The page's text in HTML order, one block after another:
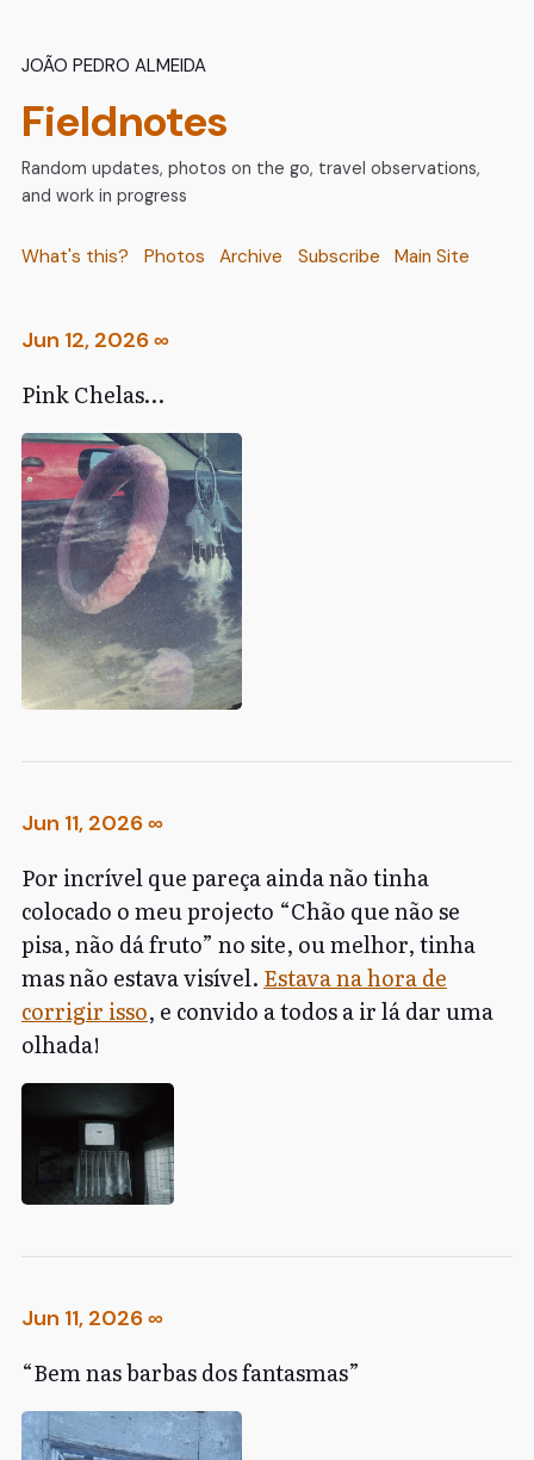
João Pedro Almeida
Fieldnotes
Random updates, photos on the go, travel observations,
and work in progress
What's this? Photos Archive Subscribe Main Site
Jun 12, 2026∞
Pink Chelas…
Jun 11, 2026∞
Por incrível que pareça ainda não tinha
colocado o meu projecto “Chão que não se
pisa, não dá fruto” no site, ou melhor, tinha
mas não estava visível. Estava na hora de
corrigir isso, e convido a todos a ir lá dar uma
olhada!
Jun 11, 2026∞
“Bem nas barbas dos fantasmas”